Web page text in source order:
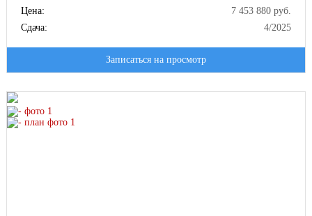
Цена:
7 453 880 руб.
Сдача:
4/2025
Записаться на просмотр